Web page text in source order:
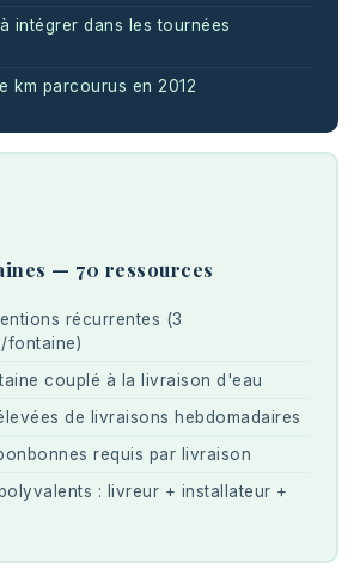
intégrer dans les tournées
km parcourus en 2012
— 70 ressources
récurrentes (3
fontaine)
couplé à la livraison d'eau
de livraisons hebdomadaires
requis par livraison
: livreur + installateur +